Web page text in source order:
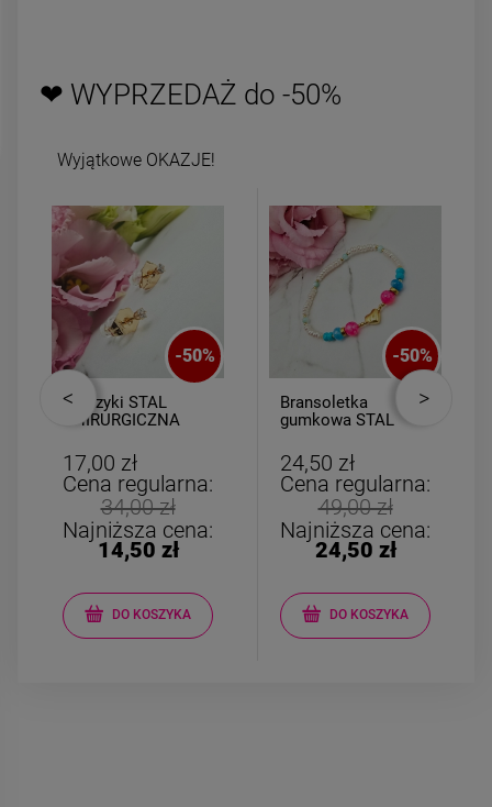
Bransoletka srebrna STAL
CHIRURGICZNA
modułowa ażurowa
cyrkonie
69,00 zł
Bransoletka
modułowa
koniczyny
DO KOSZYKA
❤ WYPRZEDAŻ do -50%
Wyjątkowe OKAZJE!
-50%
Kolczyki STAL
CHIRURGICZNA
17,00 zł
Cena regularna:
34,00 zł
Najniższa cena:
14,50 zł
DO KOSZYKA
-50%
Bransoletka
gumkowa STAL
perełki serce
24,50 zł
Cena regularna:
49,00 zł
Najniższa cena:
24,50 zł
DO KOSZYKA